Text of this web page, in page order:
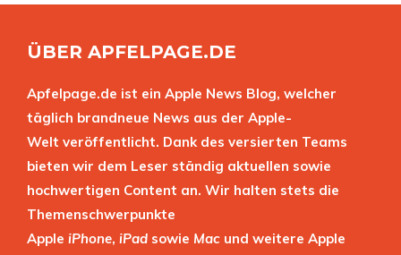
ÜBER APFELPAGE.DE
Apfelpage.de ist ein Apple News Blog, welcher
täglich brandneue News aus der Apple-
Welt veröffentlicht. Dank des versierten Teams
bieten wir dem Leser ständig aktuellen sowie
hochwertigen Content an. Wir halten stets die
Themenschwerpunkte
Apple iPhone, iPad sowie Mac und weitere Apple